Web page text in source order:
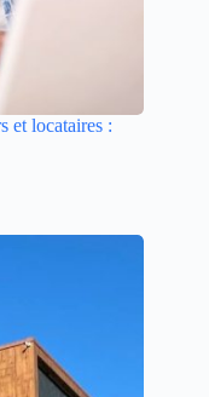
et locataires :